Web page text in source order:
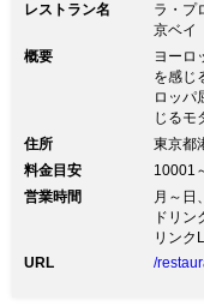
ヒ
レストラン名
ラ・プ
京ベイ
概要
ヨーロ
を感じ
ロッパ
じるモ
スの伝
恵み」
見た目
ジネス
ります
ーズな
住所
東京都
料金目安
10001
営業時間
月～日
ドリ
リンク
URL
/